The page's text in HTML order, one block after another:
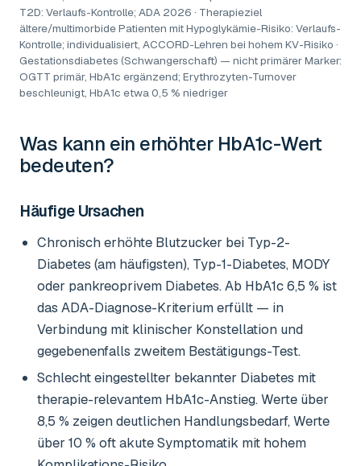
T2D: Verlaufs-Kontrolle; ADA 2026 · Therapieziel
ältere/multimorbide Patienten mit Hypoglykämie-Risiko: Verlaufs-
Kontrolle; individualisiert, ACCORD-Lehren bei hohem KV-Risiko ·
Gestationsdiabetes (Schwangerschaft) — nicht primärer Marker:
OGTT primär, HbA1c ergänzend; Erythrozyten-Turnover
beschleunigt, HbA1c etwa 0,5 % niedriger
Was kann ein erhöhter HbA1c-Wert
bedeuten?
Häufige Ursachen
Chronisch erhöhte Blutzucker bei Typ-2-
Diabetes (am häufigsten), Typ-1-Diabetes, MODY
oder pankreoprivem Diabetes. Ab HbA1c 6,5 % ist
das ADA-Diagnose-Kriterium erfüllt — in
Verbindung mit klinischer Konstellation und
gegebenenfalls zweitem Bestätigungs-Test.
Schlecht eingestellter bekannter Diabetes mit
therapie-relevantem HbA1c-Anstieg. Werte über
8,5 % zeigen deutlichen Handlungsbedarf, Werte
über 10 % oft akute Symptomatik mit hohem